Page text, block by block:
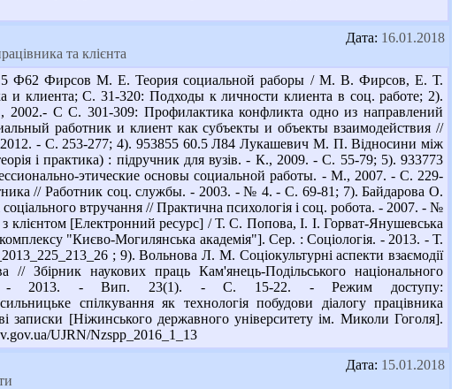
Дата: 16.01.2018
та клієнта
Ф62 Фирсов М. Е. Теория социальной раборы / М. В. Фирсов, Е. Т.
клиента; С. 31-320: Подходы к личности клиента в соц. работе; 2).
С С. 301-309: Профилактика конфликта одно из направлений
работник и клиент как субъекты и объекты взаимодействия //
- С. 253-277; 4). 953855 60.5 Л84 Лукашевич М. П. Відносини між
і практика) : підручник для вузів. - К., 2009. - С. 55-79; 5). 933773
этические основы социальной работы. - М., 2007. - С. 229-
// Работник соц. службы. - 2003. - № 4. - С. 69-81; 7). Байдарова О.
втручання // Практична психологія і соц. робота. - 2007. - №
клієнтом [Електронний ресурс] / Т. С. Попова, І. І. Горват-Янушевська
"Києво-Могилянська академія"]. Сер. : Соціологія. - 2013. - Т.
; 9). Вольнова Л. М. Соціокультурні аспекти взаємодії
Збірник наукових праць Кам'янець-Подільського національного
- 2013. - Вип. 23(1). - С. 15-22. - Режим доступу:
спілкування як технологія побудови діалогу працівника
[Ніжинського державного університету ім. Миколи Гоголя].
UJRN/Nzspp_2016_1_13
Дата: 15.01.2018